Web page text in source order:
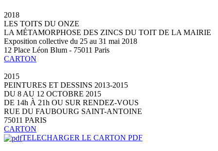
2018
LES TOITS DU ONZE
LA MÉTAMORPHOSE DES ZINCS DU TOIT DE LA MAIRIE
Exposition collective du 25 au 31 mai 2018
12 Place Léon Blum - 75011 Paris
CARTON
2015
PEINTURES ET DESSINS 2013-2015
DU 8 AU 12 OCTOBRE 2015
DE 14h À 21h OU SUR RENDEZ-VOUS
RUE DU FAUBOURG SAINT-ANTOINE
75011 PARIS
CARTON
TELECHARGER LE CARTON PDF